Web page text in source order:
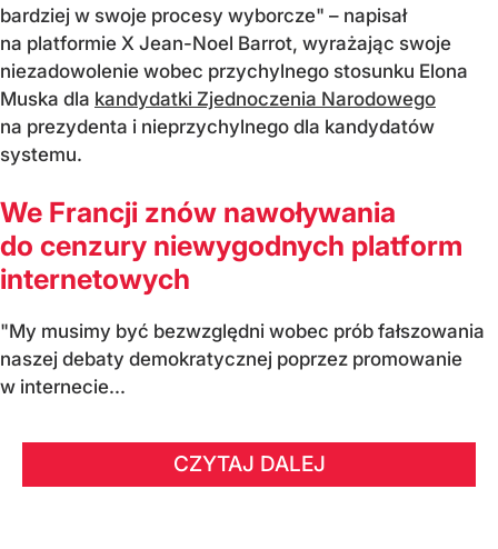
bardziej w swoje procesy wyborcze" – napisał
na platformie X Jean-Noel Barrot, wyrażając swoje
niezadowolenie wobec przychylnego stosunku Elona
Muska dla kandydatki Zjednoczenia Narodowego
na prezydenta i nieprzychylnego dla kandydatów
systemu.
We Francji znów nawoływania
do cenzury niewygodnych platform
internetowych
"My musimy być bezwzględni wobec prób fałszowania
naszej debaty demokratycznej poprzez promowanie
w internecie...
CZYTAJ DALEJ